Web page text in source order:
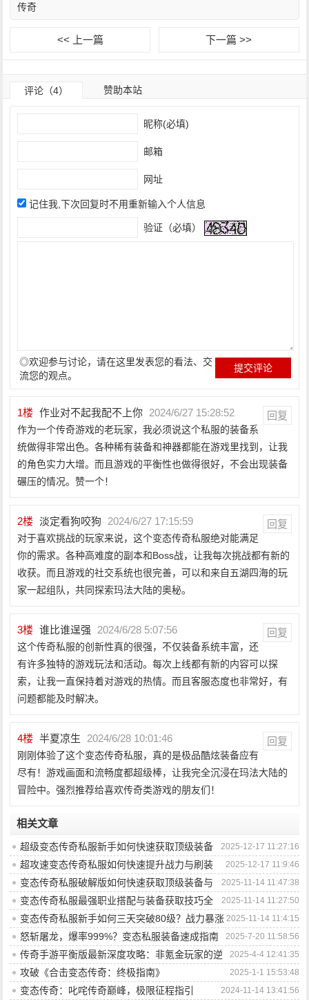
传奇
<< 上一篇 下一篇 >>
评论（4） 赞助本站
昵称(必填)
邮箱
网址
记住我,下次回复时不用重新输入个人信息
验证（必填）
◎欢迎参与讨论，请在这里发表您的看法、交
流您的观点。
1楼 作业对不起我配不上你 2024/6/27 15:28:52 回复
作为一个传奇游戏的老玩家，我必须说这个私服的装备系
统做得非常出色。各种稀有装备和神器都能在游戏里找到，让我
的角色实力大增。而且游戏的平衡性也做得很好，不会出现装备
碾压的情况。赞一个！
2楼 淡定看狗咬狗 2024/6/27 17:15:59 回复
对于喜欢挑战的玩家来说，这个变态传奇私服绝对能满足
你的需求。各种高难度的副本和Boss战，让我每次挑战都有新的
收获。而且游戏的社交系统也很完善，可以和来自五湖四海的玩
家一起组队，共同探索玛法大陆的奥秘。
3楼 谁比谁逞强 2024/6/28 5:07:56 回复
这个传奇私服的创新性真的很强，不仅装备系统丰富，还
有许多独特的游戏玩法和活动。每次上线都有新的内容可以探
索，让我一直保持着对游戏的热情。而且客服态度也非常好，有
问题都能及时解决。
4楼 半夏凉生 2024/6/28 10:01:46 回复
刚刚体验了这个变态传奇私服，真的是极品酷炫装备应有
尽有！游戏画面和流畅度都超级棒，让我完全沉浸在玛法大陆的
冒险中。强烈推荐给喜欢传奇类游戏的朋友们！
相关文章
2025-12-17 11:27:16
超级变态传奇私服新手如何快速获取顶级装备
攻略？
2025-12-17 11:9:46
超攻速变态传奇私服如何快速提升战力与刷装
备？
2025-11-14 11:47:38
变态传奇私服破解版如何快速获取顶级装备与
提升战力？
2025-11-14 11:27:50
变态传奇私服最强职业搭配与装备获取技巧全
解析？
2025-11-14 11:4:15
变态传奇私服新手如何三天突破80级？战力暴涨
技巧有哪些？
2025-7-20 11:58:56
怒斩屠龙，爆率999%？变态私服装备速成指南
有吗？
2025-4-4 12:41:35
传奇手游平衡版最新深度攻略：非氪金玩家的逆
袭之道
2025-1-1 15:53:48
攻破《合击变态传奇：终极指南》
2024-11-14 13:41:56
变态传奇：叱咤传奇巅峰，极限征程指引